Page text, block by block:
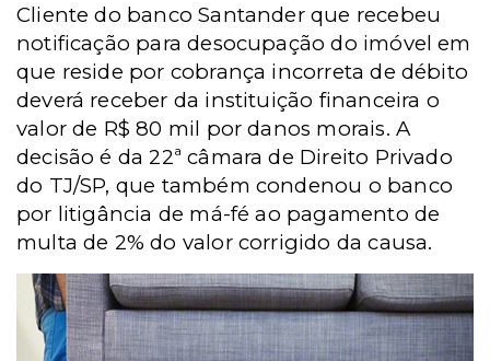
Cliente do banco Santander que recebeu
notificação para desocupação do imóvel em
que reside por cobrança incorreta de débito
deverá receber da instituição financeira o
valor de R$ 80 mil por danos morais. A
decisão é da 22ª câmara de Direito Privado
do TJ/SP, que também condenou o banco
por litigância de má-fé ao pagamento de
multa de 2% do valor corrigido da causa.